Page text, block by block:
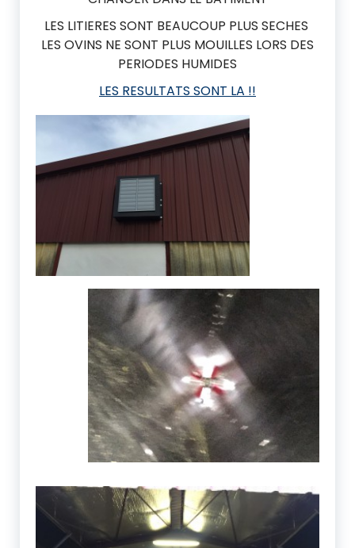
LES LITIERES SONT BEAUCOUP PLUS SECHES
LES OVINS NE SONT PLUS MOUILLES LORS DES
PERIODES HUMIDES
LES RESULTATS SONT LA !!